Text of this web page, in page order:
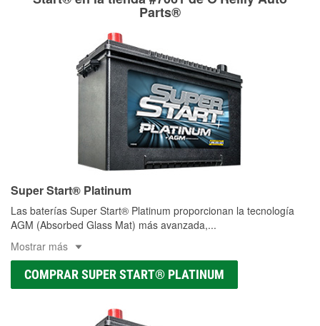
Parts®
Super Start® Platinum
Las baterías Super Start® Platinum proporcionan la tecnología
AGM (Absorbed Glass Mat) más avanzada,...
Mostrar más
COMPRAR SUPER START® PLATINUM